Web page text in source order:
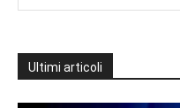
Ultimi articoli